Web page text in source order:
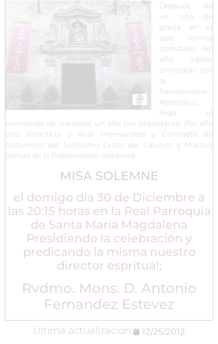
Después de
un año de
gracia en el
que hemos
disfrutado del
año jubilar
concedido por
la
Penitenciaría
Apostólica,
llega el
momendo de clausurar un año tan importante. Por ello
esta Pontificia y Real Hermandad y Confradía de
Nazarenos del Santísimo Cristo del Calvario y Nuestra
Señora de la Presentación celebrará:
MISA SOLEMNE
el domigo día 30 de Diciembre a
las 20:15 horas en la Real Parroquia
de Santa María Magdalena
Presidiendo la celebración y
predicando la misma nuestro
director espritual;
Rvdmo. Mons. D. Antonio
Fernandez Estevez
Última actualización: 12/25/2012